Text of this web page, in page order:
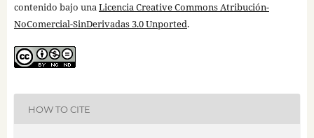
contenido bajo unaLicencia Creative Commons Atribución-
NoComercial-SinDerivadas 3.0 Unported.
HOW TO CITE